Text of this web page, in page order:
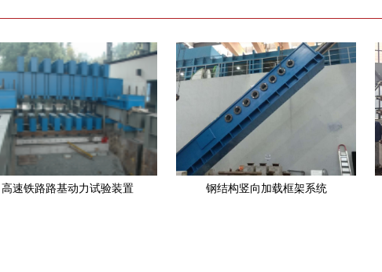
高速铁路路基动力试验装置 钢结构竖向加载框架系统